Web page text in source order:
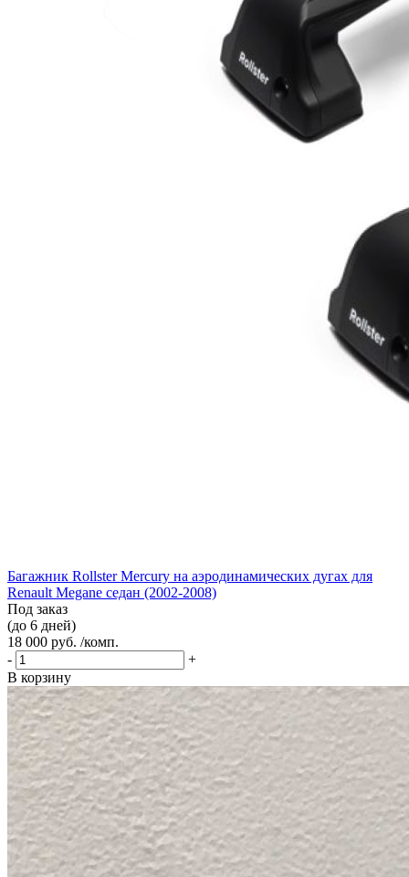
Багажник Rollster Mercury на аэродинамических дугах для
Renault Megane седан (2002-2008)
Под заказ
(до 6 дней)
18 000 руб. /комп.
-
+
В корзину